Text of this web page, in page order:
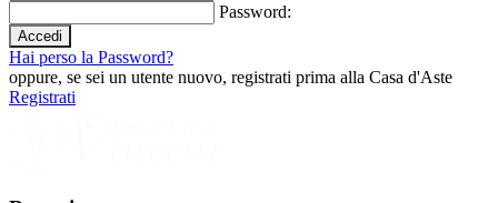
Password:
Hai perso la Password?
oppure, se sei un utente nuovo, registrati prima alla Casa d'Aste
Registrati